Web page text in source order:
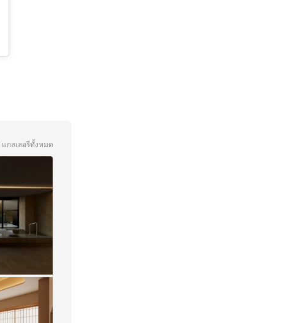
แกลเลอรีทั้งหมด